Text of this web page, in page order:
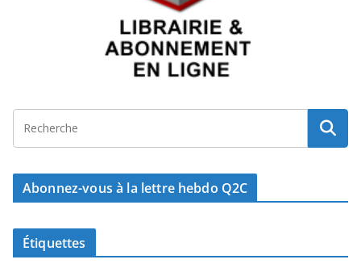
Abonnez-vous à la lettre hebdo Q2C
Étiquettes